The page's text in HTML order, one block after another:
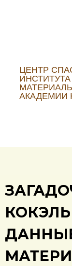
ЦЕНТР
АКАДЕМИИ